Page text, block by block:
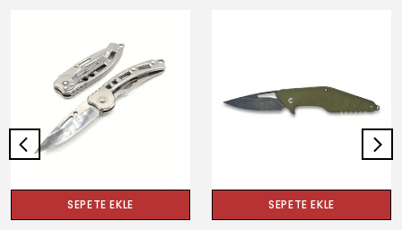
SEPETE EKLE SEPETE EKLE